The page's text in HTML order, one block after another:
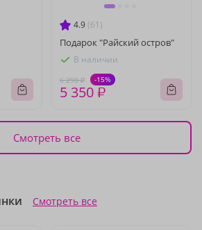
4.9 (61)
Подарок "Райский остров"
В наличии
6 290 ₽ -15%
5 350 ₽
Смотреть все
Смотреть все